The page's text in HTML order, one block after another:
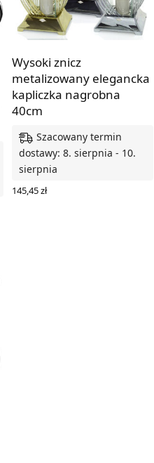
Wysoki znicz
metalizowany elegancka
kapliczka nagrobna
40cm
Szacowany termin
dostawy: 8. sierpnia - 10.
sierpnia
145,45zł